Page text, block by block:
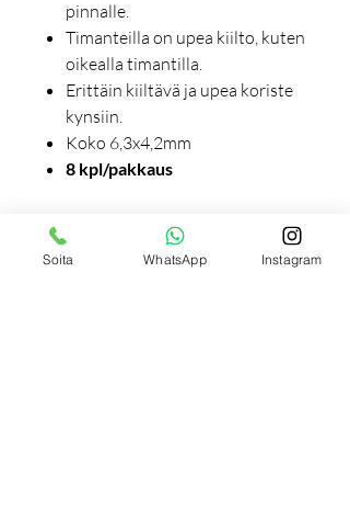
pinnalle.
Timanteilla on upea kiilto, kuten
oikealla timantilla.
Erittäin kiiltävä ja upea koriste
kynsiin.
Koko 6,3x4,2mm
8 kpl/pakkaus
Soita WhatsApp Instagram